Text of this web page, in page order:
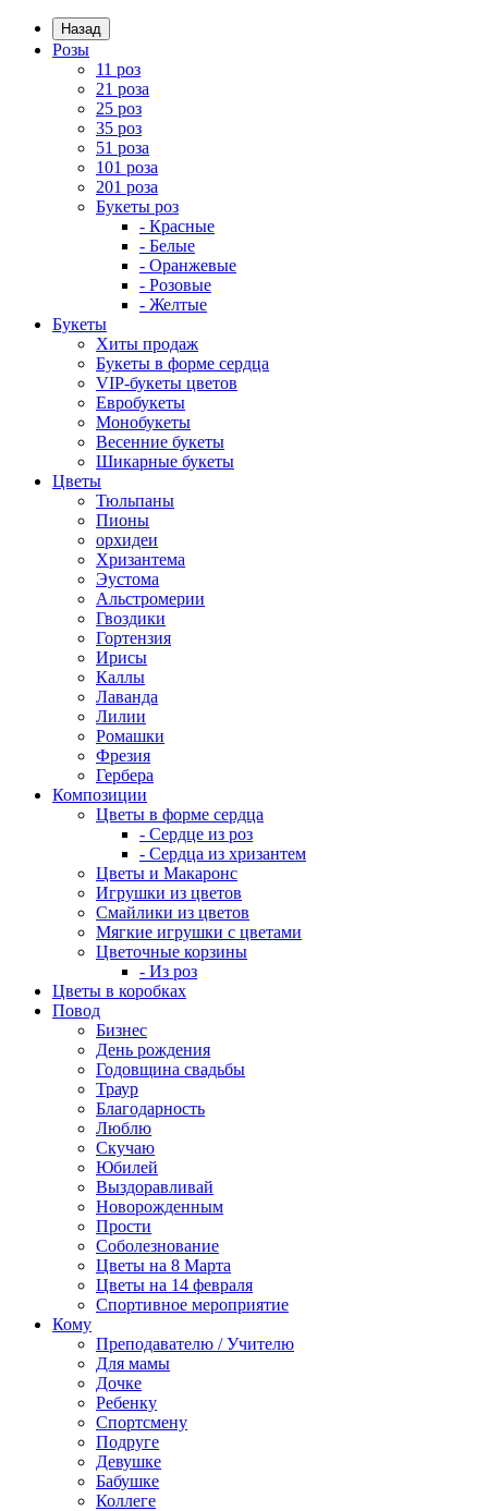
Назад
Розы
11 роз
21 роза
25 роз
35 роз
51 роза
101 роза
201 роза
Букеты роз
- Красные
- Белые
- Оранжевые
- Розовые
- Желтые
Букеты
Хиты продаж
Букеты в форме сердца
VIP-букеты цветов
Евробукеты
Монобукеты
Весенние букеты
Шикарные букеты
Цветы
Тюльпаны
Пионы
орхидеи
Хризантема
Эустома
Альстромерии
Гвоздики
Гортензия
Ирисы
Каллы
Лаванда
Лилии
Ромашки
Фрезия
Гербера
Композиции
Цветы в форме сердца
- Сердце из роз
- Сердца из хризантем
Цветы и Макаронс
Игрушки из цветов
Смайлики из цветов
Мягкие игрушки с цветами
Цветочные корзины
- Из роз
Цветы в коробках
Повод
Бизнес
День рождения
Годовщина свадьбы
Траур
Благодарность
Люблю
Скучаю
Юбилей
Выздоравливай
Новорожденным
Прости
Соболезнование
Цветы на 8 Марта
Цветы на 14 февраля
Спортивное мероприятие
Кому
Преподавателю / Учителю
Для мамы
Дочке
Ребенку
Спортсмену
Подруге
Девушке
Бабушке
Коллеге